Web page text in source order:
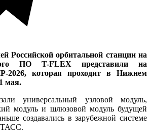
Российской орбитальной станции на
ПО T-FLEX представили на
2026, которая проходит в Нижнем
мая.
универсальный узловой модуль,
модуль и шлюзовой модуль будущей
создавались в зарубежной системе
ТАСС.